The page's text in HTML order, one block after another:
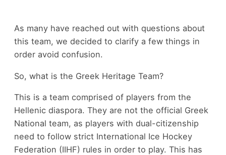
As many have reached out with questions about
this team, we decided to clarify a few things in
order avoid confusion.
So, what is the Greek Heritage Team?
This is a team comprised of players from the
Hellenic diaspora. They are not the official Greek
National team, as players with dual-citizenship
need to follow strict International Ice Hockey
Federation (IIHF) rules in order to play. This has